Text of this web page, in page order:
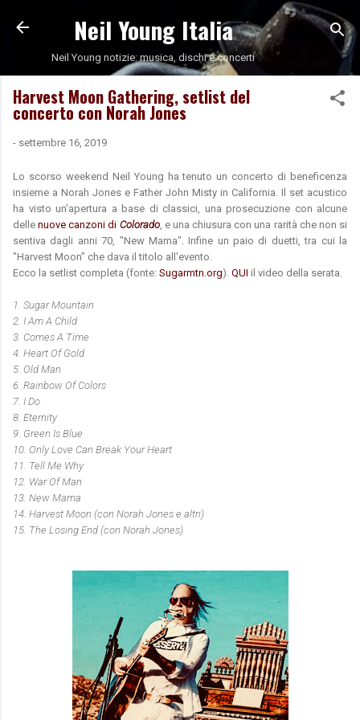
Passa ai contenuti principali
Neil Young Italia
Neil Young notizie: musica, dischi e concerti
Harvest Moon Gathering, setlist del
concerto con Norah Jones
- settembre 16, 2019
Lo scorso weekend Neil Young ha tenuto un concerto di beneficenza
insieme a Norah Jones e Father John Misty in California. Il set acustico
ha visto un'apertura a base di classici, una prosecuzione con alcune
dellenuove canzoni di Colorado, e una chiusura con una rarità che non si
sentiva dagli anni 70, "New Mama". Infine un paio di duetti, tra cui la
"Harvest Moon" che dava il titolo all'evento.
Ecco la setlist completa (fonte: Sugarmtn.org). QUI il video della serata.
1. Sugar Mountain
2. I Am A Child
3. Comes A Time
4. Heart Of Gold
5. Old Man
6. Rainbow Of Colors
7. I Do
8. Eternity
9. Green Is Blue
10. Only Love Can Break Your Heart
11. Tell Me Why
12. War Of Man
13. New Mama
14. Harvest Moon (con Norah Jones e altri)
15. The Losing End (con Norah Jones)